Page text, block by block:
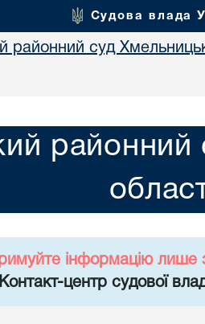
Судова влада
районний суд
районний
інформацію лише
центр судової